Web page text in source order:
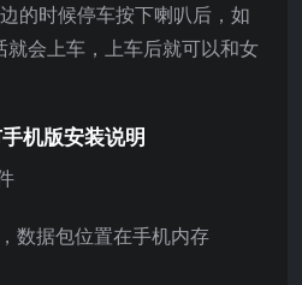
的时候停车按下喇叭后，如
会上车，上车后就可以和女
机版安装说明
数据包位置在手机内存